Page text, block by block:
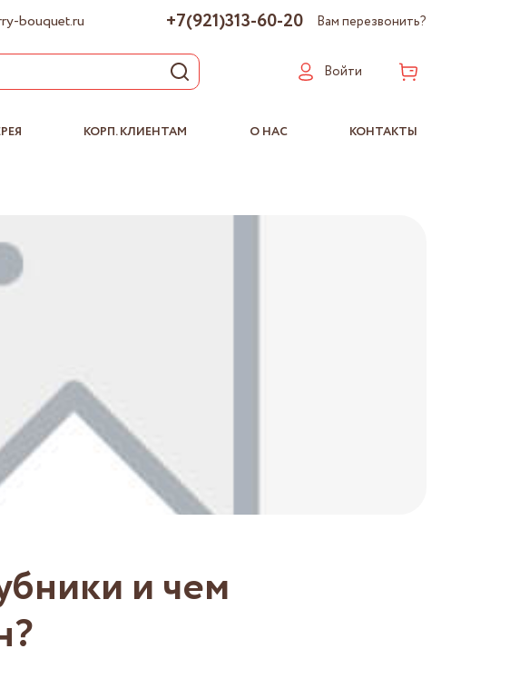
bouquet.ru +7(921)313-60-20 Вам перезвонить?
Войти
КОРП. КЛИЕНТАМ О НАС КОНТАКТЫ
и чем